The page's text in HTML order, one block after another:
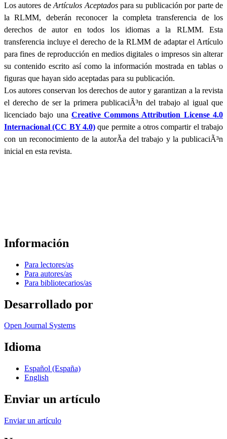
Los autores deArtículos Aceptadospara su publicación por parte de
la RLMM, deberán reconocer la completa transferencia de los
derechos de autor en todos los idiomas a la RLMM. Esta
transferencia incluye el derecho de la RLMM de adaptar el Artículo
para fines de reproducción en medios digitales o impresos sin alterar
su contenido escrito así como la información mostrada en tablas o
figuras que hayan sido aceptadas para su publicación.
Los autores conservan los derechos de autor y garantizan a la revista
el derecho de ser la primera publicaciÃ³n del trabajo al igual que
licenciado bajo una Creative Commons Attribution License 4.0
Internacional (CC BY 4.0)que permite a otros compartir el trabajo
con un reconocimiento de la autorÃ­a del trabajo y la publicaciÃ³n
inicial en esta revista.
Información
Para lectores/as
Para autores/as
Para bibliotecarios/as
Desarrollado por
Open Journal Systems
Idioma
Español (España)
English
Enviar un artículo
Enviar un artículo